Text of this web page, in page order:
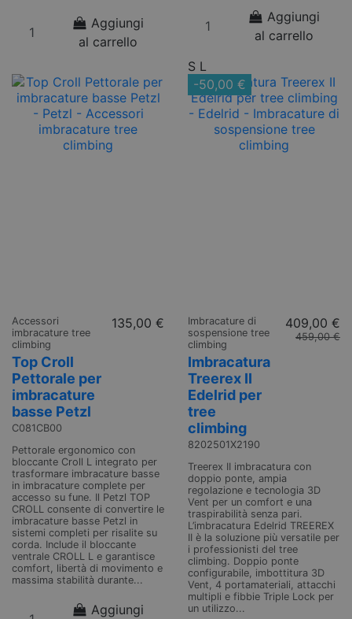
Aggiungi
al carrello
Aggiungi
al carrello
S L
Accessori
imbracature tree
climbing
Top Croll
Pettorale per
imbracature
basse Petzl
C081CB00
135,00 €
Pettorale ergonomico con
bloccante Croll L integrato per
trasformare imbracature basse
in imbracature complete per
accesso su fune. Il Petzl TOP
CROLL consente di convertire le
imbracature basse Petzl in
sistemi completi per risalite su
corda. Include il bloccante
ventrale CROLL L e garantisce
comfort, libertà di movimento e
massima stabilità durante...
Aggiungi
-50,00 €
Imbracature di
sospensione tree
climbing
Imbracatura
Treerex II
Edelrid per
tree
climbing
8202501X2190
409,00 €
459,00 €
Treerex II imbracatura con
doppio ponte, ampia
regolazione e tecnologia 3D
Vent per un comfort e una
traspirabilità senza pari.
L’imbracatura Edelrid TREEREX
II è la soluzione più versatile per
i professionisti del tree
climbing. Doppio ponte
configurabile, imbottitura 3D
Vent, 4 portamateriali, attacchi
multipli e fibbie Triple Lock per
un utilizzo...